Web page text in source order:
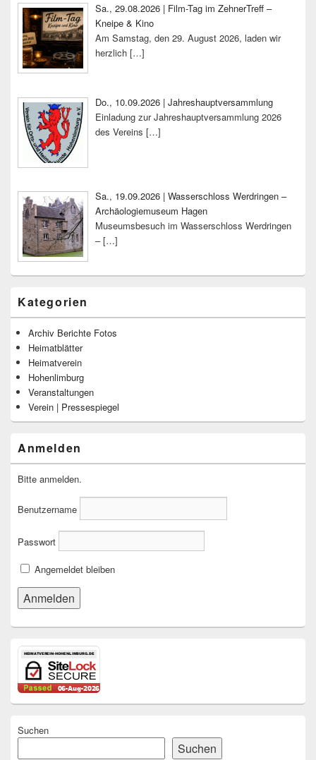
Sa., 29.08.2026 | Film-Tag im ZehnerTreff –
Kneipe & Kino
Am Samstag, den 29. August 2026, laden wir
herzlich […]
Do., 10.09.2026 | Jahreshauptversammlung
Einladung zur Jahreshauptversammlung 2026
des Vereins […]
Sa., 19.09.2026 | Wasserschloss Werdringen –
Archäologiemuseum Hagen
Museumsbesuch im Wasserschloss Werdringen
–[…]
Kategorien
Archiv Berichte Fotos
Heimatblätter
Heimatverein
Hohenlimburg
Veranstaltungen
Verein | Pressespiegel
Anmelden
Bitte anmelden.
Benutzername
Passwort
Angemeldet bleiben
Suchen
Suchen